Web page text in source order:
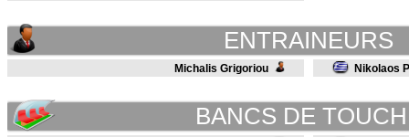
ENTRAINEURS
Michalis Grigoriou Nikolaos
BANCS DE